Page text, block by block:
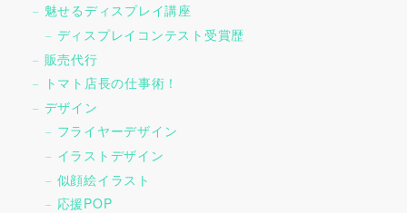
魅せるディスプレイ講座
ディスプレイコンテスト受賞歴
販売代行
トマト店長の仕事術！
デザイン
フライヤーデザイン
イラストデザイン
似顔絵イラスト
応援POP